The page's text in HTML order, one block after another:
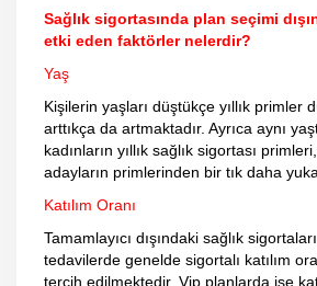
Sağlık sigortasında plan seçimi
etki eden faktörler nelerdir?
Yaş
Kişilerin yaşları düştükçe yıllık primler
arttıkça da artmaktadır. Ayrıca aynı
kadınların yıllık sağlık sigortası
adayların primlerinden bir tık daha
Katılım Oranı
Tamamlayıcı dışındaki sağlık
tedavilerde genelde sigortalı katılım
tercih edilmektedir. Vip planlarda ise